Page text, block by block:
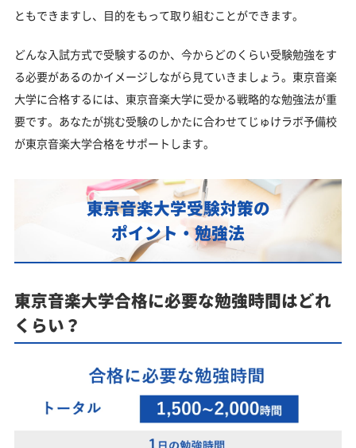
ともできますし、目的をもって取り組むことができます。
どんな入試方式で受験するのか、今からどのくらい受験勉強をす
る必要があるのかイメージしながら見ていきましょう。東京音楽
大学に合格するには、東京音楽大学に受かる戦略的な勉強法が重
要です。あなたが挑む受験のしかたに合わせてじゅけラボ予備校
が東京音楽大学合格をサポートします。
東京音楽大学受験対策の
ポイント・勉強法
東京音楽大学合格に必要な勉強時間はどれ
くらい？